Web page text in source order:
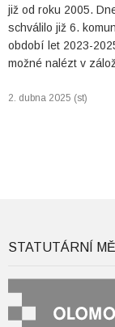
již od roku 2005.
schválilo již 6.
období let 2023-
možné nalézt v
2. dubna 2025 (st)
STATUTÁRNÍ